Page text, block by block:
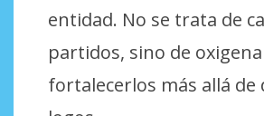
entidad. No se trata de
partidos, sino de
fortalecerlos más allá de